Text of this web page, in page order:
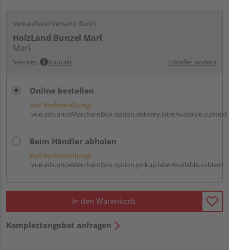
Verkauf und Versand durch:
HolzLand Bunzel Marl
Marl
Services Kontakt Händler ändern
Online bestellen
Auf Vorbestellung:
vue.ads.priceMerchantBox.option.delivery.laterAvailable.subtext
Beim Händler abholen
Auf Vorbestellung:
vue.ads.priceMerchantBox.option.pickup.laterAvailable.subtext
In den Warenkorb
Komplettangebot anfragen